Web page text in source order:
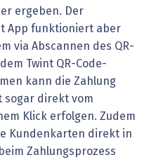
ergeben. Der
App funktioniert aber
via Abscannen des QR-
Twint QR-Code-
kann die Zahlung
sogar direkt vom
Klick erfolgen. Zudem
Kundenkarten direkt in
Zahlungsprozess